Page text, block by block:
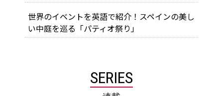
世界のイベントを英語で紹介！スペインの美し
い中庭を巡る「パティオ祭り」
SERIES